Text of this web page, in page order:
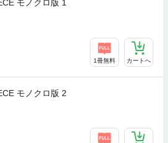
モノクロ版 1
1冊無料 カートへ
モノクロ版 2